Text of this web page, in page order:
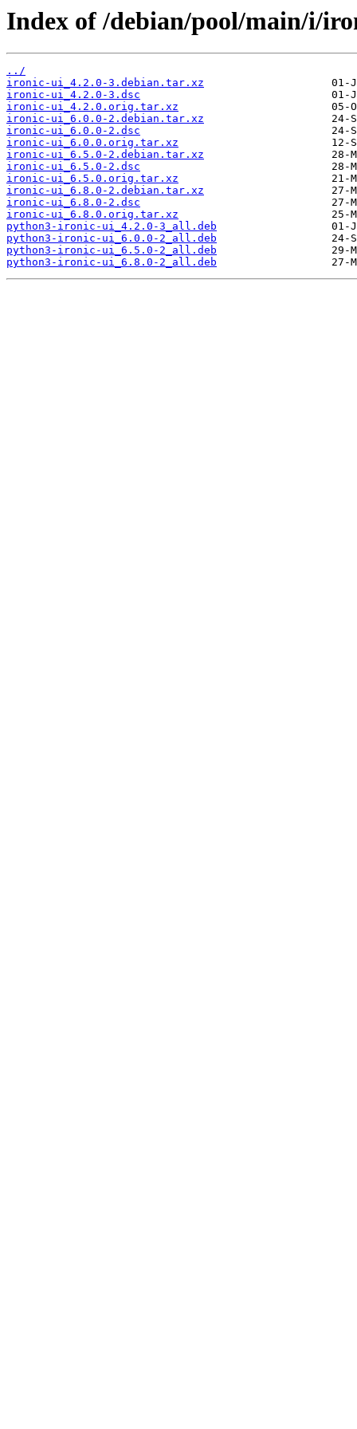
Index of /debian/pool/main/i/
../
ironic-ui_4.2.0-3.debian.tar.xz
ironic-ui_4.2.0-3.dsc
ironic-ui_4.2.0.orig.tar.xz
ironic-ui_6.0.0-2.debian.tar.xz
ironic-ui_6.0.0-2.dsc
ironic-ui_6.0.0.orig.tar.xz
ironic-ui_6.5.0-2.debian.tar.xz
ironic-ui_6.5.0-2.dsc
ironic-ui_6.5.0.orig.tar.xz
ironic-ui_6.8.0-2.debian.tar.xz
ironic-ui_6.8.0-2.dsc
ironic-ui_6.8.0.orig.tar.xz
python3-ironic-ui_4.2.0-3_all.deb
python3-ironic-ui_6.0.0-2_all.deb
python3-ironic-ui_6.5.0-2_all.deb
python3-ironic-ui_6.8.0-2_all.deb